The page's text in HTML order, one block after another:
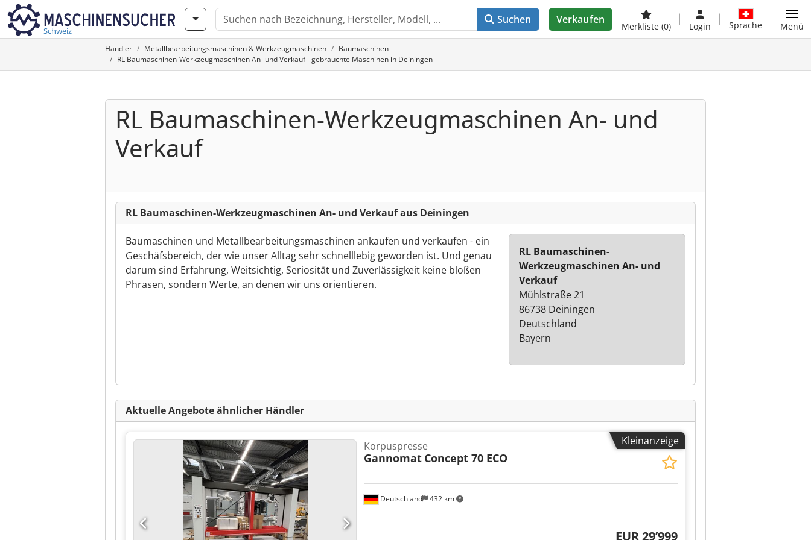
Schweiz
Suchen Verkaufen
Merkliste (0) Login Sprache Menü
Händler Metallbearbeitungsmaschinen & Werkzeugmaschinen
Baumaschinen
RL Baumaschinen-Werkzeugmaschinen An- und Verkauf - gebrauchte Maschinen in Deiningen
RL Baumaschinen-Werkzeugmaschinen An- und
Verkauf
RL Baumaschinen-Werkzeugmaschinen An- und Verkauf aus Deiningen
Baumaschinen und Metallbearbeitungsmaschinen ankaufen und verkaufen - ein
Geschäfsbereich, der wie unser Alltag sehr schnelllebig geworden ist. Und genau
darum sind Erfahrung, Weitsichtig, Seriosität und Zuverlässigkeit keine bloßen
Phrasen, sondern Werte, an denen wir uns orientieren.
RL Baumaschinen-
Werkzeugmaschinen An- und
Verkauf
Mühlstraße 21
86738 Deiningen
Deutschland
Bayern
Aktuelle Angebote ähnlicher Händler
Kleinanzeige
Deutschland 432 km
Korpuspresse
Gannomat Concept 70 ECO
EUR 29’999